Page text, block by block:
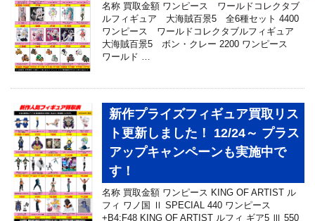
名称 買取金額 ワンピース ワールドコレクタブ
ルフィギュア 大海賊百景5 全6種セット 4400
ワンピース ワールドコレクタブルフィギュア
大海賊百景5 ボン・クレー 2200 ワンピース
ワールド …
新作プライズフィギュア買取リス
ト更新しました！ 12/24～ プラス
アップキャンペーンも実施中で
す！
名称 買取金額 ワンピース KING OF ARTIST ル
フィ ワノ国 Ⅱ SPECIAL 440 ワンピース
+B4:F48 KING OF ARTIST ルフィ ギア5 Ⅲ 550